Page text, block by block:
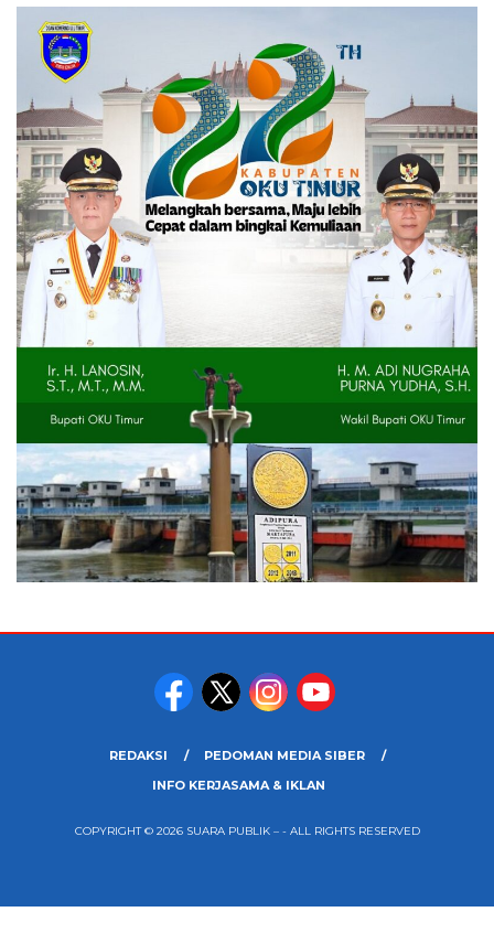
REDAKSI
PEDOMAN MEDIA SIBER
INFO KERJASAMA & IKLAN
COPYRIGHT © 2026 SUARA PUBLIK – - ALL RIGHTS RESERVED